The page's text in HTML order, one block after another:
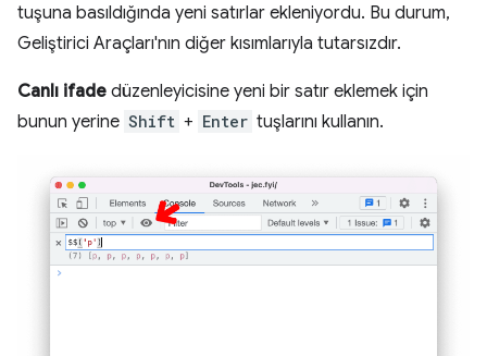
tuşuna basıldığında yeni satırlar ekleniyordu. Bu durum,
Geliştirici Araçları'nın diğer kısımlarıyla tutarsızdır.
Canlı ifade düzenleyicisine yeni bir satır eklemek için
bunun yerine Shift + Enter tuşlarını kullanın.